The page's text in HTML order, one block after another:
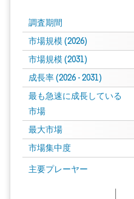
調査期間
市場規模 (2026)
市場規模 (2031)
成長率 (2026 - 2031)
最も急速に成長している
市場
最大市場
市場集中度
主要プレーヤー
画像 © Mordor Intelligence。再